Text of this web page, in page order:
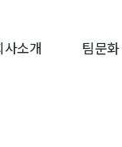
사소개 팀문화